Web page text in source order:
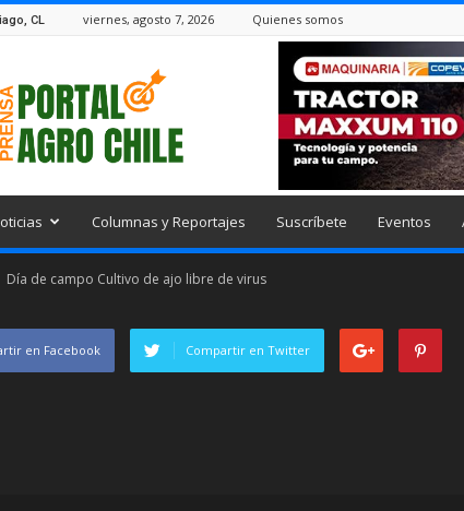
CL viernes, agosto 7, 2026 Quienes somos
Columnas y Reportajes Suscríbete Eventos
Día de campo Cultivo de ajo libre de virus
en Facebook Compartir en Twitter